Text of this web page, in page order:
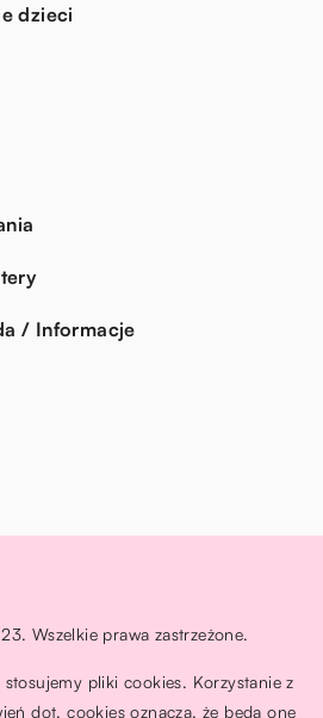
dzieci
/ Informacje
Wszelkie prawa zastrzeżone.
pliki cookies. Korzystanie z
dot. cookies oznacza, że będą one